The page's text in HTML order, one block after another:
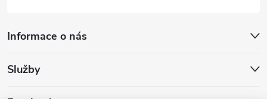
Informace o nás
Služby